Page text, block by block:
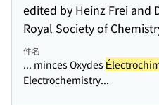
edited by Heinz Frei and
Royal Society of
件名
... minces Oxydes
Electrochemistry...